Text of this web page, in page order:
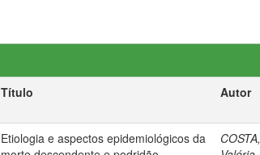
Título Autor
Etiologia e aspectos epidemiológicos da
COSTA,